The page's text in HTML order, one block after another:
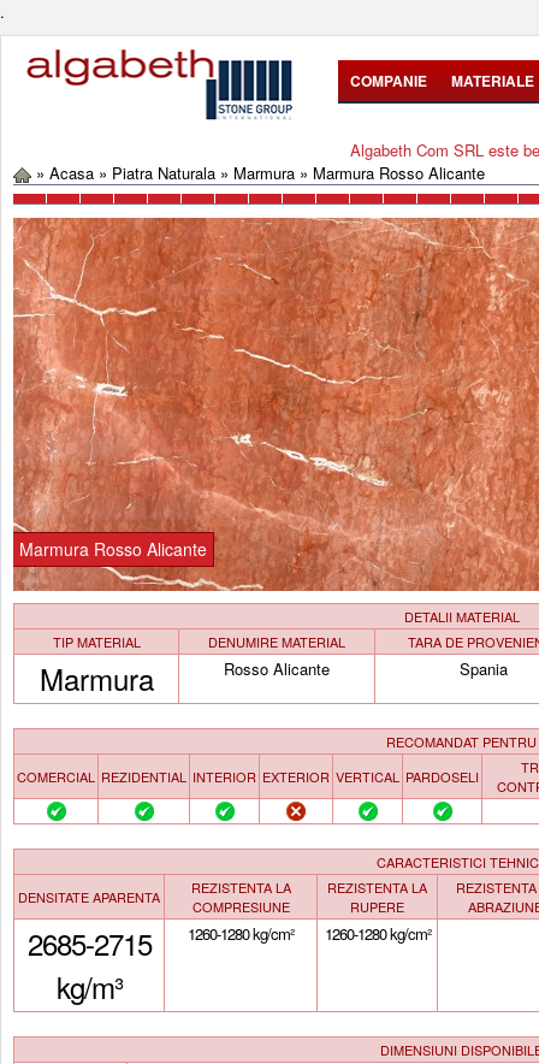
.
COMPANIE MATERIALE
Algabeth Com SRL este
» Acasa » Piatra Naturala » Marmura » Marmura Rosso Alicante
Marmura Rosso Alicante
DETALII MATERIAL
TIP MATERIAL
DENUMIRE MATERIAL TARA DE
Marmura Rosso Alicante Spania
RECOMANDAT PENTRU
COMERCIAL
REZIDENTIAL INTERIOR EXTERIOR VERTICAL PARDOSELI
CARACTERISTICI
DENSITATE APARENTA
REZISTENTA LA
COMPRESIUNE
REZISTENTA LA
RUPERE
2685-2715
kg/m³
1260-1280 kg/cm² 1260-1280 kg/cm²
DIMENSIUNI